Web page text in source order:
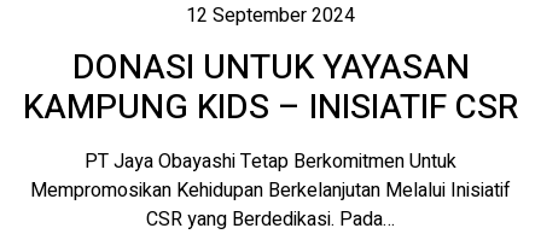
12 September 2024
DONASI UNTUK YAYASAN
KAMPUNG KIDS – INISIATIF CSR
PT Jaya Obayashi Tetap Berkomitmen Untuk
Mempromosikan Kehidupan Berkelanjutan Melalui Inisiatif
CSR yang Berdedikasi. Pada…